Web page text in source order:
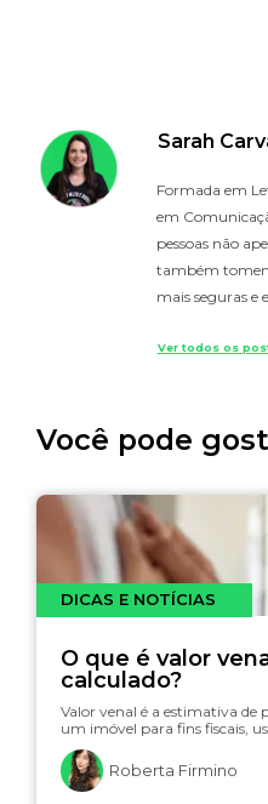
Sarah
Formada em
em
pessoas não
também
mais seguras e
Ver todos os
Você pode
DICAS E NOTÍCIAS
O que é valor
calculado?
Valor venal é a estimativa de
um imóvel para fins fiscais,
Roberta Firmino